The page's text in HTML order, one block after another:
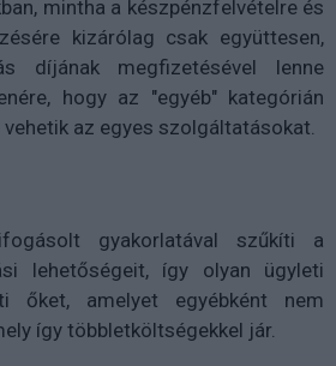
mintha a készpénzfelvételre és
kizárólag csak együttesen,
díjának megfizetésével lenne
hogy az "egyéb" kategórián
vehetik az egyes szolgáltatásokat.
gyakorlatával szűkíti a
lehetőségeit, így olyan ügyleti
őket, amelyet egyébként nem
így többletköltségekkel jár.